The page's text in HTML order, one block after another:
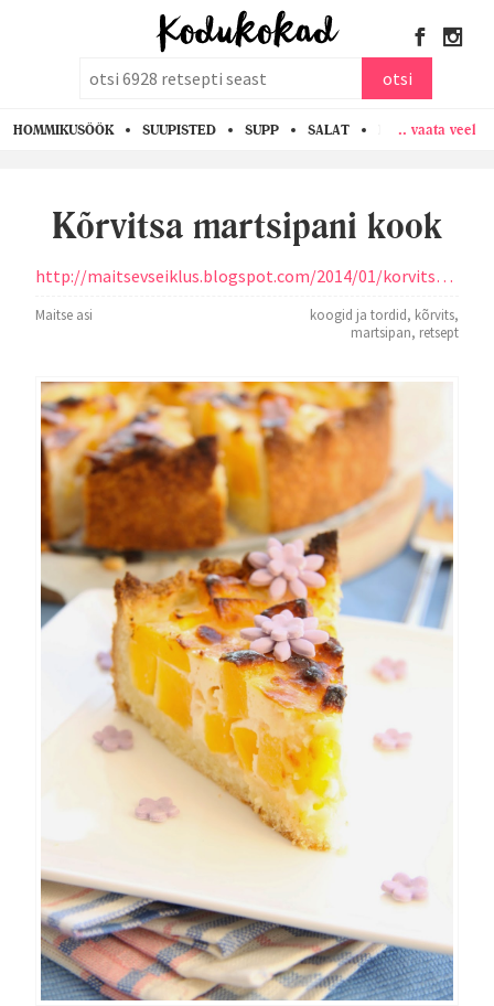
otsi
HOMMIKUSÖÖK SUUPISTED SUPP SALAT PASTA KANA
.. vaata veel
Kõrvitsa martsipani kook
http://maitsevseiklus.blogspot.com/2014/01/korvitsa-martsipani-kook.html
Maitse asi koogid ja tordid, kõrvits,
martsipan, retsept